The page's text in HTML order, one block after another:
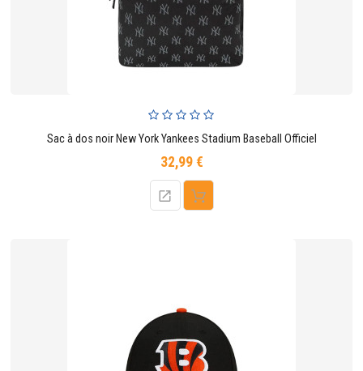
Sac à dos noir New York Yankees Stadium Baseball Officiel
32,99 €Prix